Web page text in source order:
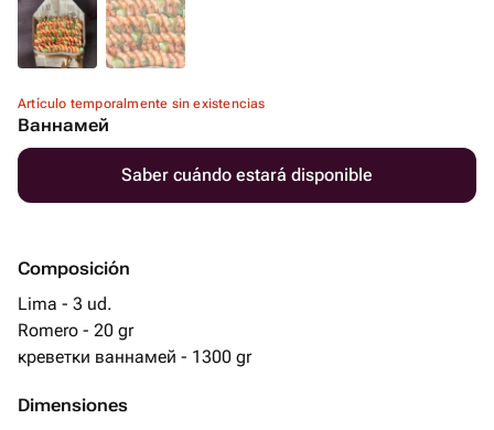
Artículo temporalmente sin existencias
Ваннамей
Saber cuándo estará disponible
Composición
Lima - 3 ud.
Romero - 20 gr
креветки ваннамей - 1300 gr
Dimensiones